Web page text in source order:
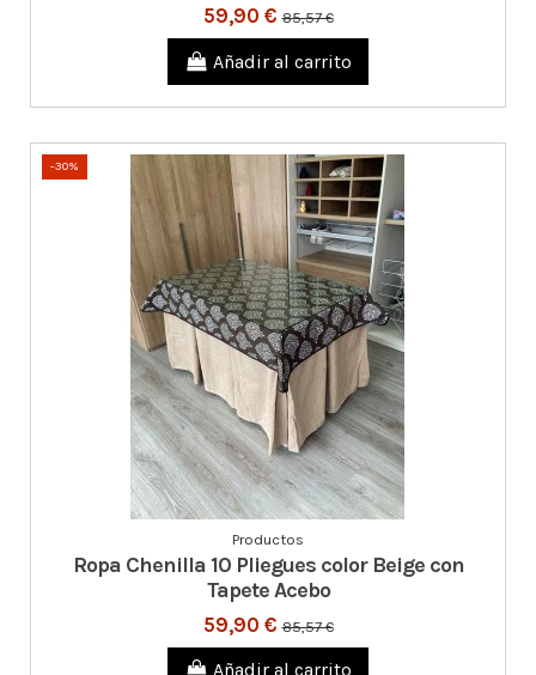
59,90 €85,57 €
Añadir al carrito
-30%
Productos
Ropa Chenilla 10 Pliegues color Beige con
Tapete Acebo
59,90 €85,57 €
Añadir al carrito